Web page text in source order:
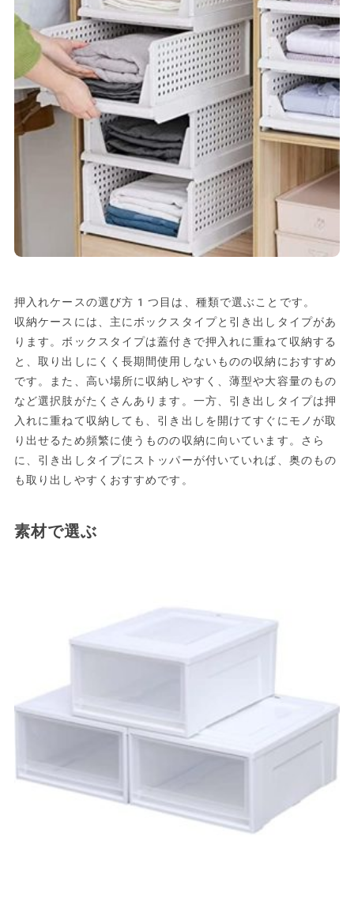
押入れケースの選び方1つ目は、種類で選ぶことです。
収納ケースには、主にボックスタイプと引き出しタイプがあ
ります。ボックスタイプは蓋付きで押入れに重ねて収納する
と、取り出しにくく長期間使用しないものの収納におすすめ
です。また、高い場所に収納しやすく、薄型や大容量のもの
など選択肢がたくさんあります。一方、引き出しタイプは押
入れに重ねて収納しても、引き出しを開けてすぐにモノが取
り出せるため頻繁に使うものの収納に向いています。さら
に、引き出しタイプにストッパーが付いていれば、奥のもの
も取り出しやすくおすすめです。
素材で選ぶ